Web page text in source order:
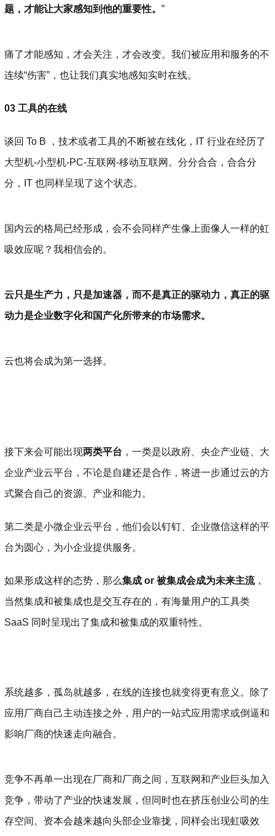
题，才能让大家感知到他的重要性。”
痛了才能感知，才会关注，才会改变。我们被应用和服务的不
连续“伤害”，也让我们真实地感知实时在线。
03 工具的在线
谈回 To B ，技术或者工具的不断被在线化，IT 行业在经历了
大型机-小型机-PC-互联网-移动互联网。分分合合，合合分
分，IT 也同样呈现了这个状态。
国内云的格局已经形成，会不会同样产生像上面像人一样的虹
吸效应呢？我相信会的。
云只是生产力，只是加速器，而不是真正的驱动力，真正的驱
动力是企业数字化和国产化所带来的市场需求。
云也将会成为第一选择。
接下来会可能出现两类平台 ，一类是以政府、央企产业链、大
企业产业云平台，不论是自建还是合作，将进一步通过云的方
式聚合自己的资源、产业和能力。
第二类是小微企业云平台，他们会以钉钉、企业微信这样的平
台为圆心，为小企业提供服务。
如果形成这样的态势，那么集成 or 被集成会成为未来主流，
当然集成和被集成也是交互存在的，有海量用户的工具类
SaaS 同时呈现出了集成和被集成的双重特性。
系统越多，孤岛就越多，在线的连接也就变得更有意义。除了
应用厂商自己主动连接之外，用户的一站式应用需求或倒逼和
影响厂商的快速走向融合。
竞争不再单一出现在厂商和厂商之间，互联网和产业巨头加入
竞争，带动了产业的快速发展，但同时也在挤压创业公司的生
存空间。资本会越来越向头部企业靠拢，同样会出现虹吸效